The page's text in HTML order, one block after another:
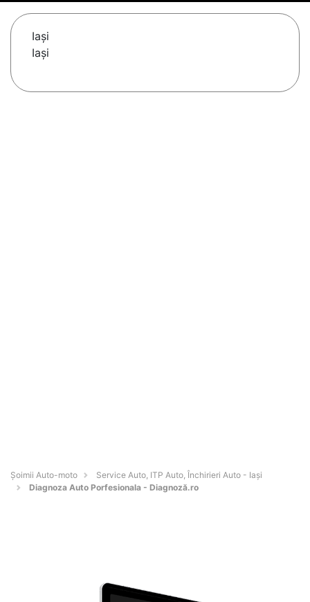
Iaşi
Iași
Șoimii Auto-moto
Service Auto, ITP Auto, Închirieri Auto - Iaşi
Diagnoza Auto Porfesionala - Diagnoză.ro